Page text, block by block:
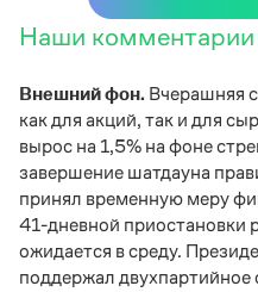
Наши комментарии
Внешний фон. Вчерашняя
как для акций, так и для
вырос на 1,5% на фоне
завершение шатдауна
принял временную меру
41-дневной приостановки
ожидается в среду.
поддержал двухпартийное